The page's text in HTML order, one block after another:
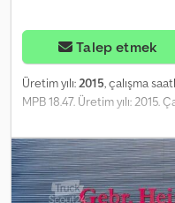
Talep etmek
Üretim yılı:2015, çalışma
MPB 18.47. Üretim yılı: 2015.
uyumlu. 6,5 tonluk ADR
yağlama sistemi. Caterpillar
uzayan yan bant. Her iki
Radyo kontrollü uzaktan
U: 11.000 mm. G: 2.550 mm.